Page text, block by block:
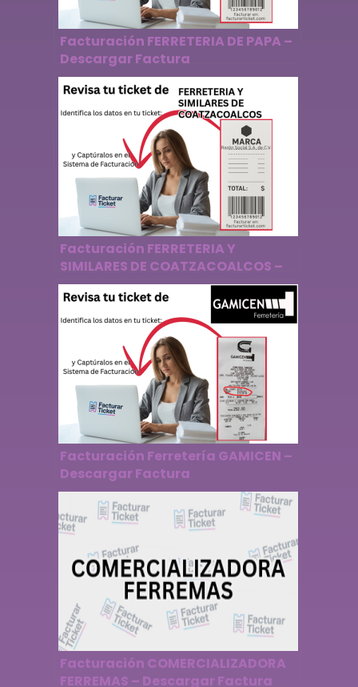
Facturación FERRETERIA DE PAPA –
Descargar Factura
Facturación FERRETERIA Y
SIMILARES DE COATZACOALCOS –
Descargar Factura
Facturación Ferretería GAMICEN –
Descargar Factura
Facturación COMERCIALIZADORA
FERREMAS – Descargar Factura